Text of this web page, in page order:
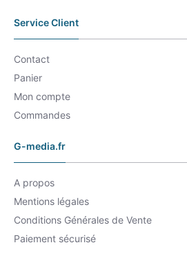
Service Client
Contact
Panier
Mon compte
Commandes
G-media.fr
A propos
Mentions légales
Conditions Générales de Vente
Paiement sécurisé